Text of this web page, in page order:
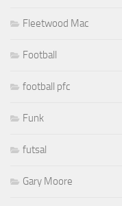
Fleetwood Mac
Football
football pfc
Funk
futsal
Gary Moore